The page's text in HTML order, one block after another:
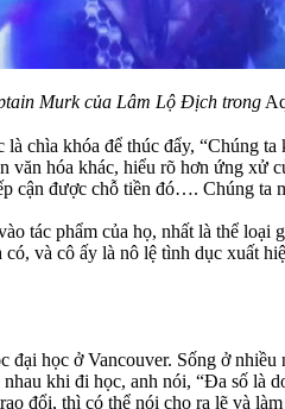
Murk của Lâm Lộ Địch trong
chìa khóa để thúc đẩy, “Chúng
văn hóa khác, hiểu rõ hơn ứng
cận được chỗ tiền đó…. Chúng
tác phẩm của họ, nhất là thể
và cô ấy là nô lệ tình dục xuất
học ở Vancouver. Sống ở
khi đi học, anh nói, “Đa số
đổi, thì có thể nói cho ra lẽ và